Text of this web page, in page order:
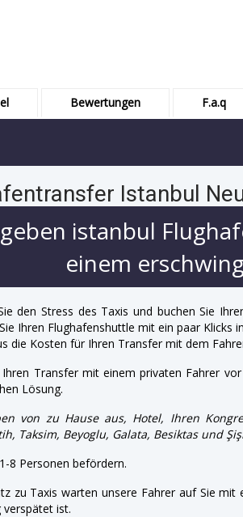
Bewertungen F.a.q
Istanbul
istanbul
einem
den Stress des Taxis und buchen Sie
Ihren Flughafenshuttle mit ein paar Klicks
die Kosten für Ihren Transfer mit dem
Ihren Transfer mit einem privaten Fahrer
Lösung.
von zu Hause aus, Hotel, Ihren
Taksim, Beyoglu, Galata, Besiktas und
8 Personen befördern.
zu Taxis warten unsere Fahrer auf Sie
verspätet ist.